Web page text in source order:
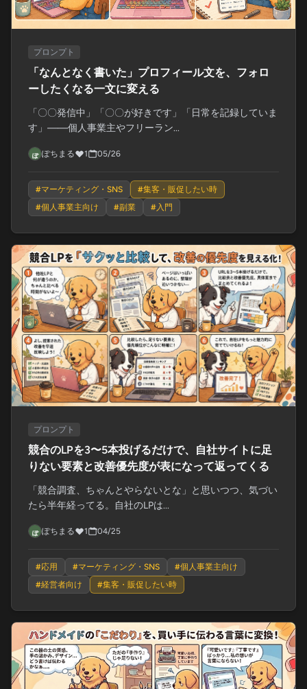
プロンプト
「なんとなく書いた」プロフィール文を、フォロ
ーしたくなる一文に変える
「〇〇発信中」「〇〇が好きです」「日常を記録していま
す」——個人事業主やフリーラン...
ぽちまる 1 05/26
#マーケティング・SNS #集客・販促したい時
#個人事業主向け #副業 #入門
プロンプト
競合のLPを3〜5本投げるだけで、自社サイトに足
りない要素と改善優先度が表になって返ってくる
「競合調査、ちゃんとやらないとな」と思いつつ、気づい
たら半年経ってる。自社のLPは...
ぽちまる 1 04/25
#応用 #マーケティング・SNS #個人事業主向け
#経営者向け #集客・販促したい時